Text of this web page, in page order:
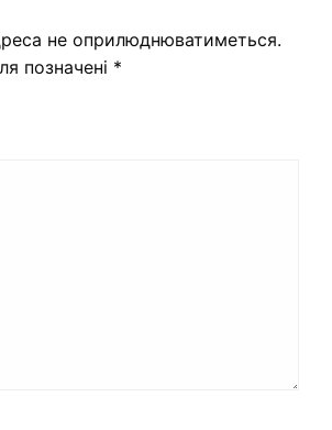
не оприлюднюватиметься.
позначені *